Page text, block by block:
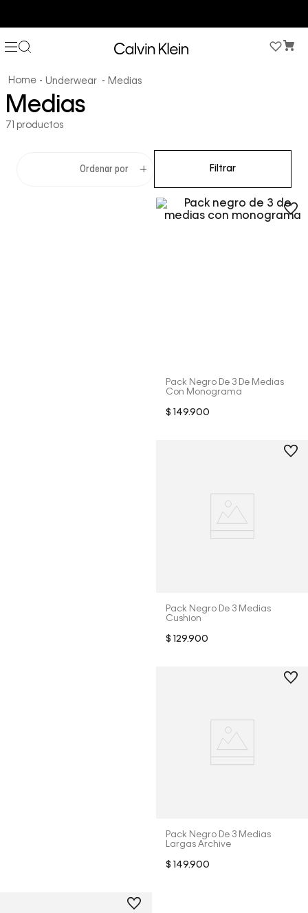
Underwear Medias
Medias
71 productos
Ordenar por Filtrar
Pack Negro De 3 De Medias
Con Monograma
$ 149.900
Pack Negro De 3 Medias
Cushion
$ 129.900
Pack Negro De 3 Medias
Largas Archive
$ 149.900